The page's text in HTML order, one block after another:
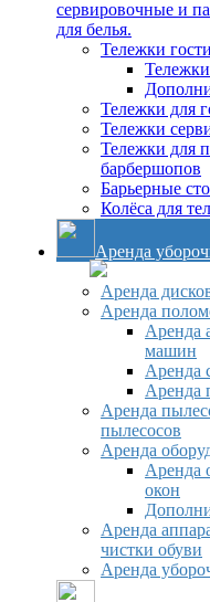
сервировочные и
для белья.
Тележки
Тележки для
Тележки
Тележки для
барбершопов
Барьерные
Колёса для
Аренда
Аренда
Аренда
Аренда
машин
Аренда
Аренда
Аренда
пылесосов
Аренда
Аренда
окон
Аренда
чистки обуви
Аренда